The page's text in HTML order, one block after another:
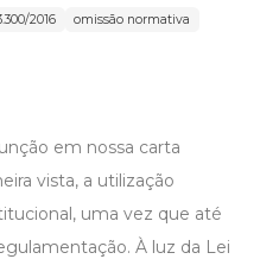
2016 omissão normativa
em nossa carta
vista, a utilização
uma vez que até
À luz da Lei